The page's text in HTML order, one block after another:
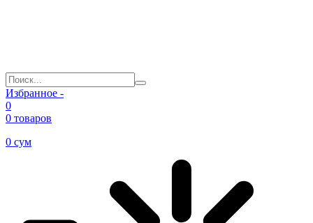
Избранное -
0
0 товаров
0 сум